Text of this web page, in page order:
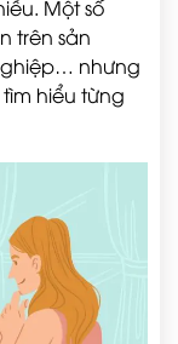
Một số
trên sản
nhưng
hiểu từng